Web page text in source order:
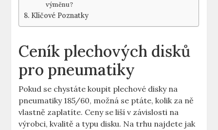
výměnu?
Klíčové Poznatky
Ceník plechových disků
⁤pro pneumatiky
Pokud se chystáte​ koupit⁤ plechové‍ disky ​na
pneumatiky 185/60, možná se ptáte, kolik ‍za ně
vlastně zaplatíte. Ceny se liší v závislosti na
výrobci, kvalitě a ⁣typu⁢ disku. Na trhu najdete jak